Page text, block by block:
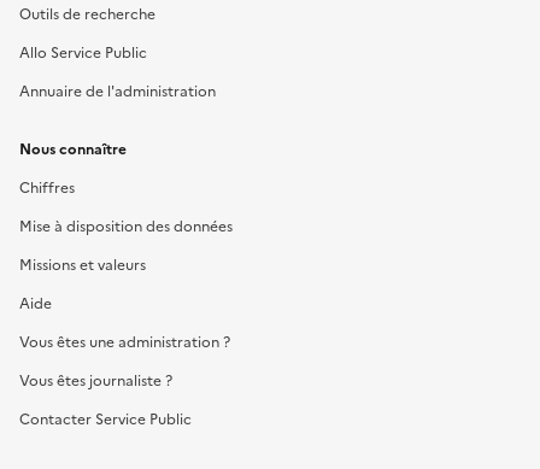
Outils de recherche
Allo Service Public
Annuaire de l'administration
Nous connaître
Chiffres
Mise à disposition des données
Missions et valeurs
Aide
Vous êtes une administration ?
Vous êtes journaliste ?
Contacter Service Public